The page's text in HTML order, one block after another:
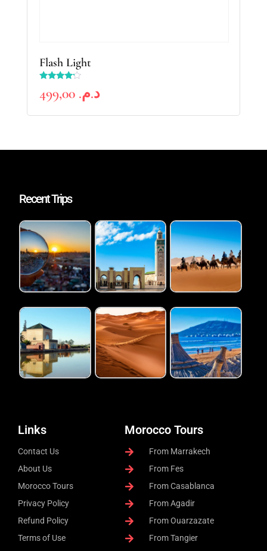
Flash Light
4.00
out of 5
د.م.
Morocco Tours
From Marrakech
From Fes
From Casablanca
From Agadir
From Ouarzazate
From Tangier
Links
Contact Us
About Us
Morocco Tours
Privacy Policy
Refund Policy
Terms of Use
Recent Trips